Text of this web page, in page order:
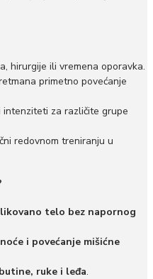
hirurgije ili vremena oporavka.
primetno povećanje
intenziteti za različite grupe
redovnom treniranju u
telo bez napornog
i povećanje mišićne
ruke i leđa.